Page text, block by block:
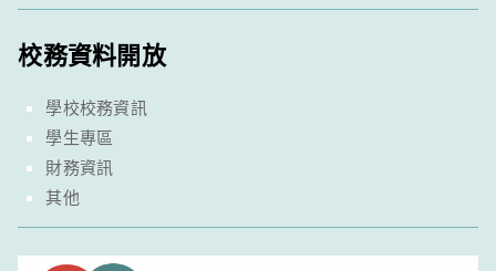
校務資料開放
學校校務資訊
學生專區
財務資訊
其他